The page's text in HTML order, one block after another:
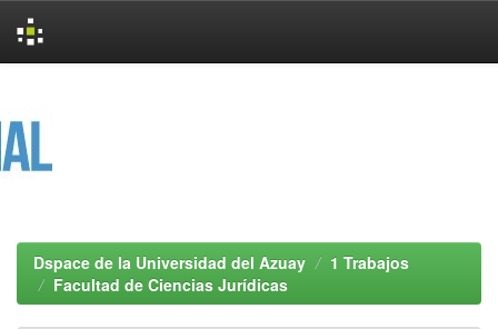
Dspace de la Universidad del Azuay
1 Trabajos
Facultad de Ciencias Jurídicas